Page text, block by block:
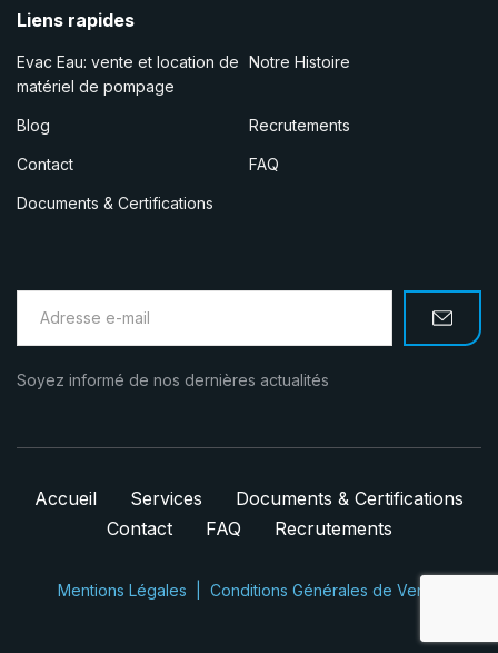
Liens rapides
Evac Eau: vente et location de
matériel de pompage
Notre Histoire
Blog Recrutements
Contact FAQ
Documents & Certifications
Soyez informé de nos dernières actualités
Accueil Services
Documents & Certifications
Contact
FAQ Recrutements
Mentions Légales Conditions Générales de Vente